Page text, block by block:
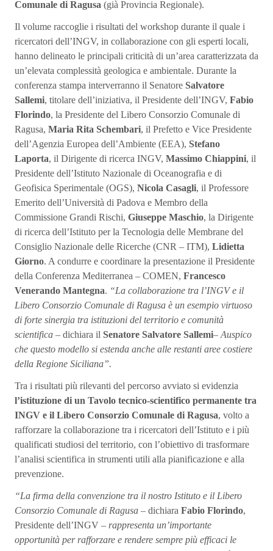
Comunale di Ragusa (già Provincia Regionale).
Il volume raccoglie i risultati del workshop durante il quale i
ricercatori dell’INGV, in collaborazione con gli esperti locali,
hanno delineato le principali criticità di un’area caratterizzata da
un’elevata complessità geologica e ambientale. Durante la
conferenza stampa interverranno il Senatore Salvatore
Sallemi, titolare dell’iniziativa, il Presidente dell’INGV, Fabio
Florindo, la Presidente del Libero Consorzio Comunale di
Ragusa, Maria Rita Schembari, il Prefetto e Vice Presidente
dell’Agenzia Europea dell’Ambiente (EEA), Stefano
Laporta, il Dirigente di ricerca INGV, Massimo Chiappini, il
Presidente dell’Istituto Nazionale di Oceanografia e di
Geofisica Sperimentale (OGS), Nicola Casagli, il Professore
Emerito dell’Università di Padova e Membro della
Commissione Grandi Rischi, Giuseppe Maschio, la Dirigente
di ricerca dell’Istituto per la Tecnologia delle Membrane del
Consiglio Nazionale delle Ricerche (CNR – ITM), Lidietta
Giorno. A condurre e coordinare la presentazione il Presidente
della Conferenza Mediterranea – COMEN, Francesco
Venerando Mantegna. “La collaborazione tra l’INGV e il
Libero Consorzio Comunale di Ragusa è un esempio virtuoso
di forte sinergia tra istituzioni del territorio e comunità
scientifica – dichiara il Senatore Salvatore Sallemi– Auspico
che questo modello si estenda anche alle restanti aree costiere
della Regione Siciliana”.
Tra i risultati più rilevanti del percorso avviato si evidenzia
l’istituzione di un Tavolo tecnico-scientifico permanente tra
INGV e il Libero Consorzio Comunale di Ragusa, volto a
rafforzare la collaborazione tra i ricercatori dell’Istituto e i più
qualificati studiosi del territorio, con l’obiettivo di trasformare
l’analisi scientifica in strumenti utili alla pianificazione e alla
prevenzione.
“La firma della convenzione tra il nostro Istituto e il Libero
Consorzio Comunale di Ragusa – dichiara Fabio Florindo,
Presidente dell’INGV – rappresenta un’importante
opportunità per rafforzare e rendere sempre più efficaci le